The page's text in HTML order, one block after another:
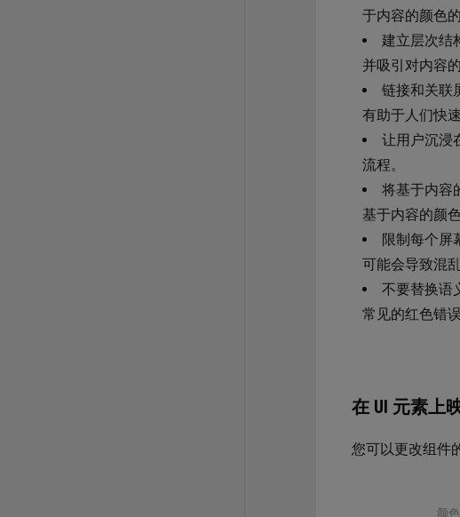
于内容的颜色的
建立层次结
并吸引对内容
链接和关联
有助于人们快
让用户沉浸
流程。
将基于内容
基于内容的颜
限制每个屏
可能会导致混
不要替换语
常见的红色错
在 UI 元素上
您可以更改组件
颜